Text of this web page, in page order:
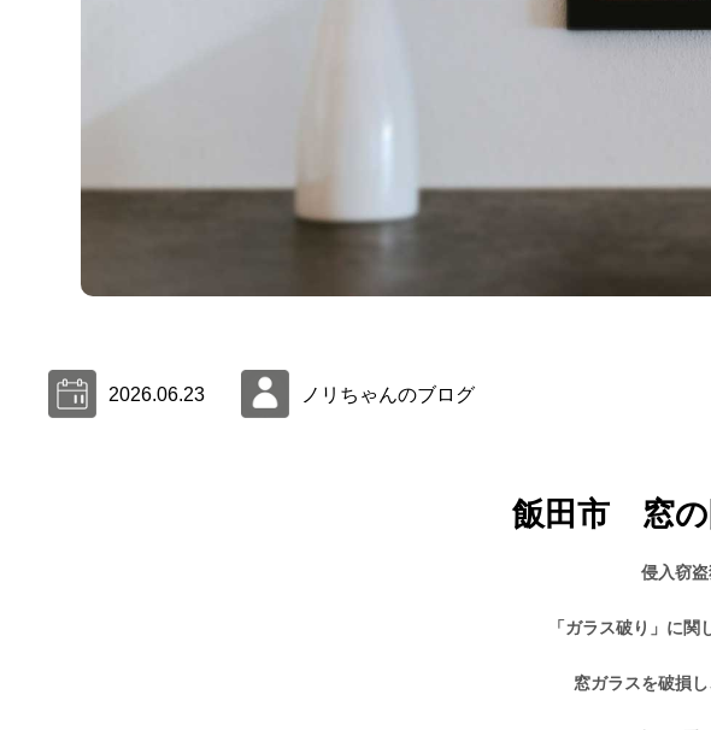
2026.06.23 ノリちゃんのブログ
飯田市 窓の